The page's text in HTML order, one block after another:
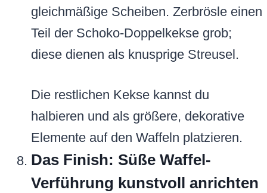
gleichmäßige Scheiben. Zerbrösle einen
Teil der Schoko-Doppelkekse grob;
diese dienen als knusprige Streusel.
Die restlichen Kekse kannst du
halbieren und als größere, dekorative
Elemente auf den Waffeln platzieren.
Das Finish: Süße Waffel-
Verführung kunstvoll anrichten